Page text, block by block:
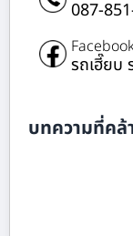
087-
รถเฮี๊ยบ
บทความที่คล้